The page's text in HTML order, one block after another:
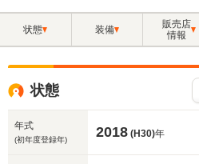
状態 装備
販売店
情報
状態
年式
(初年度登録年) 2018 (H30)年